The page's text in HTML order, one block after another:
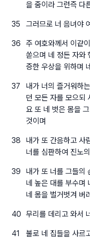
을 줌이라 그런즉 다
35 그러므로 너 음녀야
36
주 여호와께서 이같
쏟으며 네 정든 자와
증한 우상을 위하며
37
내가 너의 즐거워하
던 모든 자를 모으되
요 또 네 벗은 몸을
것이며
38
내가 또 간음하고 사
너를 심판하여 진노
39
내가 또 너를 그들의
네 높은 대를 부수며
네 몸을 벌거벗겨 버
40 무리를 데리고 와서
41
불로 네 집들을 사르